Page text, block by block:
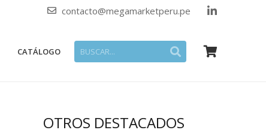
contacto@megamarketperu.pe
CATÁLOGO
OTROS DESTACADOS